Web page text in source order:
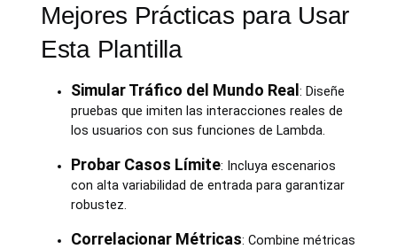
Mejores Prácticas para Usar
Esta Plantilla
Simular Tráfico del Mundo Real : Diseñe
pruebas que imiten las interacciones reales de
los usuarios con sus funciones de Lambda.
Probar Casos Límite: Incluya escenarios
con alta variabilidad de entrada para garantizar
robustez.
Correlacionar Métricas: Combine métricas